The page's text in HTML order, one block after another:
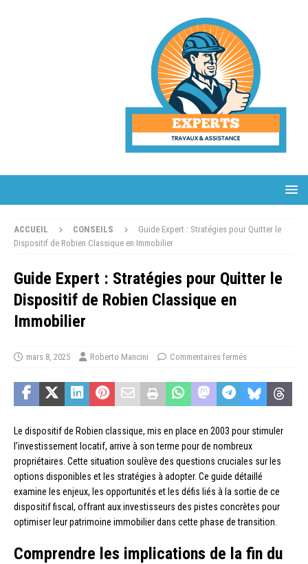
ACCUEIL CONSEILS
Guide Expert : Stratégies pour Quitter le
Dispositif de Robien Classique en Immobilier
Guide Expert : Stratégies pour Quitter le
Dispositif de Robien Classique en
Immobilier
mars 8, 2025 Roberto Mancini Commentaires fermés
Le dispositif de Robien classique, mis en place en 2003 pour stimuler
l’investissement locatif, arrive à son terme pour de nombreux
propriétaires. Cette situation soulève des questions cruciales sur les
options disponibles et les stratégies à adopter. Ce guide détaillé
examine les enjeux, les opportunités et les défis liés à la sortie de ce
dispositif fiscal, offrant aux investisseurs des pistes concrètes pour
optimiser leur patrimoine immobilier dans cette phase de transition.
Comprendre les implications de la fin du